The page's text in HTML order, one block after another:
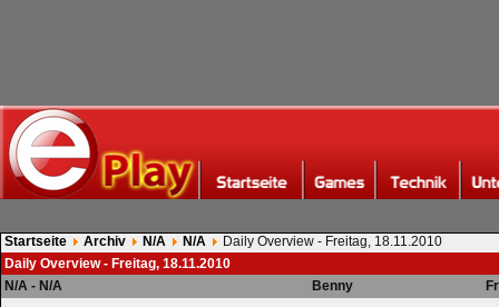
Startseite Archiv N/A N/A
Daily Overview - Freitag, 18.11.2010
Daily Overview - Freitag, 18.11.2010
N/A - N/A
Benny